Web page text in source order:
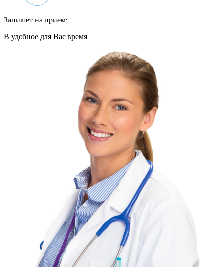
Запишет на прием:
В удобное для Вас время